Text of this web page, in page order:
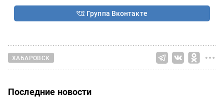
Группа Вконтакте
ХАБАРОВСК
Последние новости